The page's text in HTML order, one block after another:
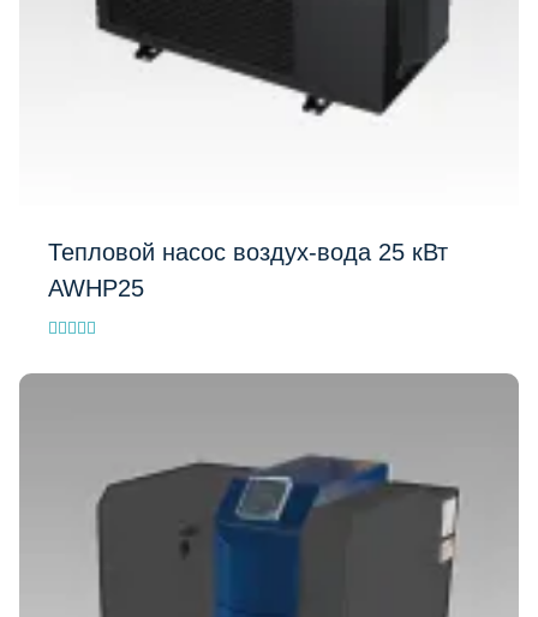
Тепловой насос воздух-вода 25 кВт
AWHP25